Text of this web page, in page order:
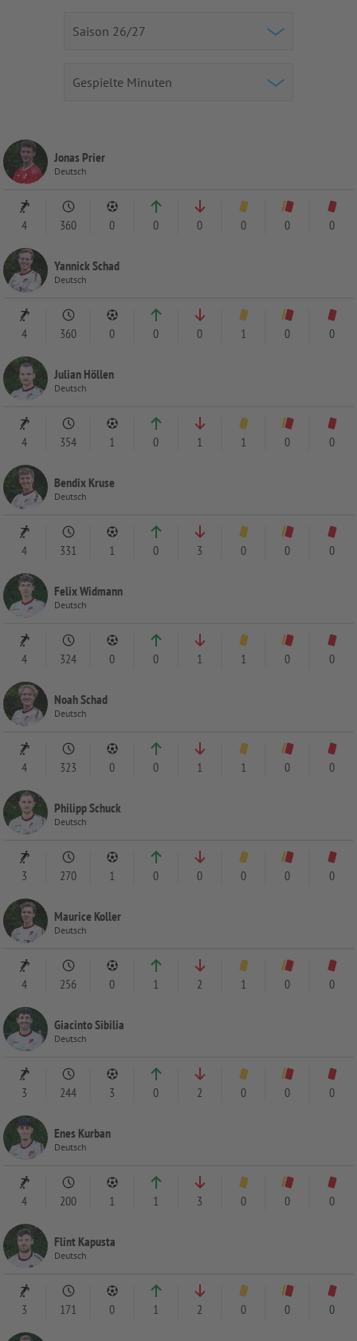
Jonas Prier
Deutsch
4 360 0 0 0 0 0 0
Yannick Schad
Deutsch
4 360 0 0 0 1 0 0
Julian Höllen
Deutsch
4 354 1 0 1 1 0 0
Bendix Kruse
Deutsch
4 331 1 0 3 0 0 0
Felix Widmann
Deutsch
4 324 0 0 1 1 0 0
Noah Schad
Deutsch
4 323 0 0 1 1 0 0
Philipp Schuck
Deutsch
3 270 1 0 0 0 0 0
Maurice Koller
Deutsch
4 256 0 1 2 1 0 0
Giacinto Sibilia
Deutsch
3 244 3 0 2 0 0 0
Enes Kurban
Deutsch
4 200 1 1 3 0 0 0
Flint Kapusta
Deutsch
3 171 0 1 2 0 0 0